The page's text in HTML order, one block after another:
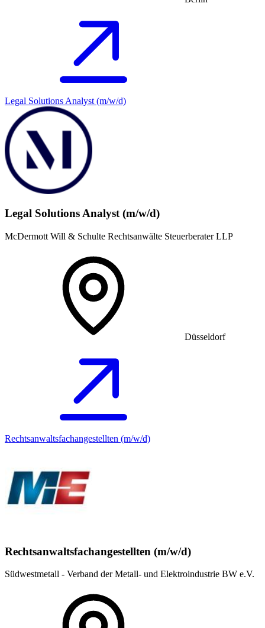
Legal Solutions Analyst (m/w/d)
Legal Solutions Analyst (m/w/d)
McDermott Will & Schulte Rechtsanwälte Steuerberater LLP
Düsseldorf
Rechtsanwaltsfachangestellten (m/w/d)
Rechtsanwaltsfachangestellten (m/w/d)
Südwestmetall - Verband der Metall- und Elektroindustrie BW e.V.